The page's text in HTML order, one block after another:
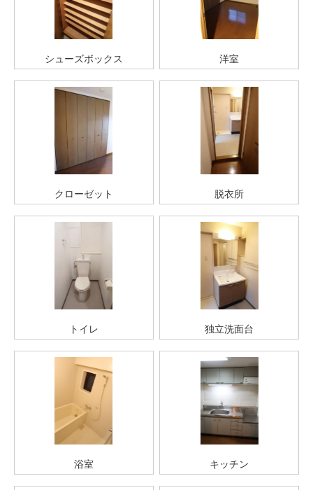
シューズボックス 洋室
クローゼット 脱衣所
トイレ 独立洗面台
浴室 キッチン